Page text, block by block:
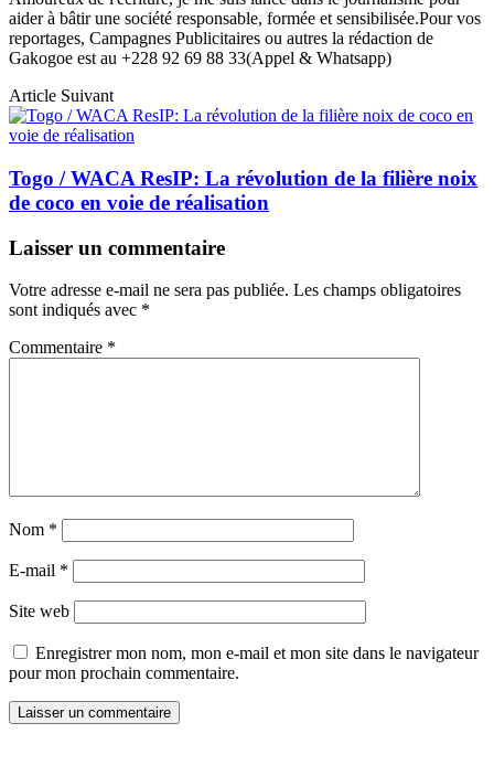
aider à bâtir une société responsable, formée et sensibilisée.Pour vos
reportages, Campagnes Publicitaires ou autres la rédaction de
Gakogoe est au +228 92 69 88 33(Appel & Whatsapp)
Article Suivant
Togo / WACA ResIP: La révolution de la filière noix
de coco en voie de réalisation
Laisser un commentaire
Votre adresse e-mail ne sera pas publiée. Les champs obligatoires
sont indiqués avec *
Commentaire *
Nom *
E-mail *
Site web
Enregistrer mon nom, mon e-mail et mon site dans le navigateur
pour mon prochain commentaire.